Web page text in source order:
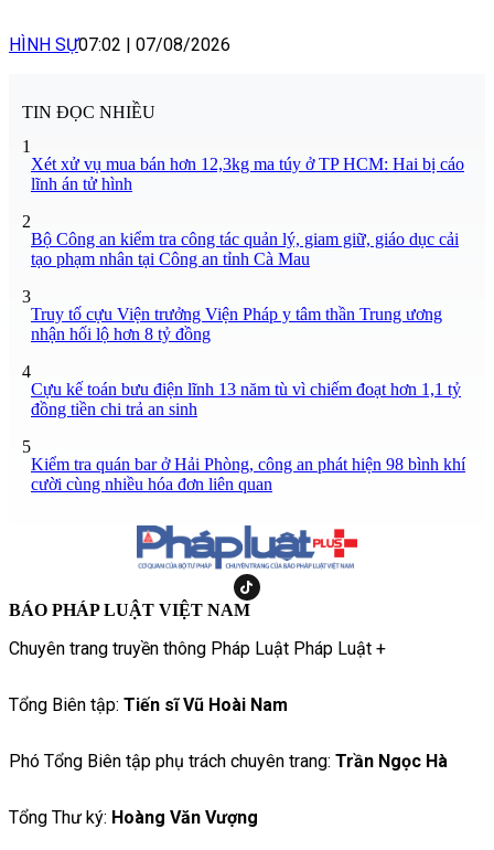
HÌNH SỰ07:02 07/08/2026
TIN ĐỌC NHIỀU
1
Xét xử vụ mua bán hơn 12,3kg ma túy ở TP HCM: Hai bị cáo
lĩnh án tử hình
2
Bộ Công an kiểm tra công tác quản lý, giam giữ, giáo dục cải
tạo phạm nhân tại Công an tỉnh Cà Mau
3
Truy tố cựu Viện trưởng Viện Pháp y tâm thần Trung ương
nhận hối lộ hơn 8 tỷ đồng
4
Cựu kế toán bưu điện lĩnh 13 năm tù vì chiếm đoạt hơn 1,1 tỷ
đồng tiền chi trả an sinh
5
Kiểm tra quán bar ở Hải Phòng, công an phát hiện 98 bình khí
cười cùng nhiều hóa đơn liên quan
BÁO PHÁP LUẬT VIỆT NAM
Chuyên trang truyền thông Pháp Luật Pháp Luật +
Tổng Biên tập: Tiến sĩ Vũ Hoài Nam
Phó Tổng Biên tập phụ trách chuyên trang: Trần Ngọc Hà
Tổng Thư ký: Hoàng Văn Vượng